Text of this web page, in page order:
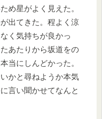
め星がよく見えた。
出てきた。程よく涼
く気持ちが良かっ
あたりから坂道をの
当にしんどかった。
かと尋ねようか本気
言い聞かせてなんと